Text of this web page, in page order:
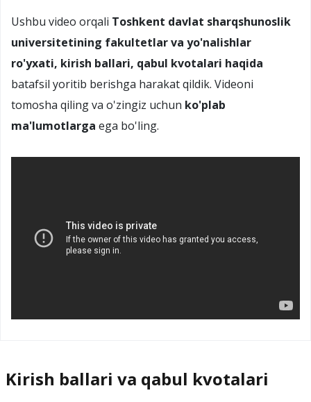
Ushbu video orqali Toshkent davlat sharqshunoslik
universitetining fakultetlar va yo'nalishlar
ro'yxati, kirish ballari, qabul kvotalari haqida
batafsil yoritib berishga harakat qildik. Videoni
tomosha qiling va o'zingiz uchun ko'plab
ma'lumotlarga ega bo'ling.
Kirish ballari va qabul kvotalari